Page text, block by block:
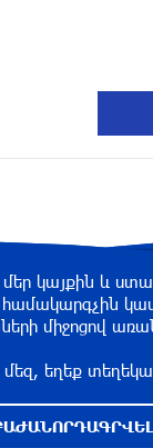
պետական
է
բնակչության
կայքին և
համակարգչին
միջոցով
եղեք